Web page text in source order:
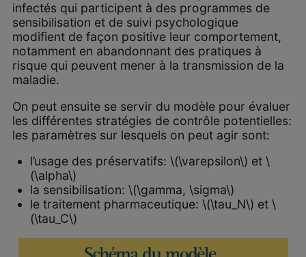
infectés qui participent à des programmes de
sensibilisation et de suivi psychologique
modifient de façon positive leur comportement,
notamment en abandonnant des pratiques à
risque qui peuvent mener à la transmission de la
maladie.
On peut ensuite se servir du modèle pour évaluer
les différentes stratégies de contrôle potentielles:
les paramètres sur lesquels on peut agir sont:
l’usage des préservatifs: \(\varepsilon\) et \
(\alpha\)
la sensibilisation: \(\gamma, \sigma\)
le traitement pharmaceutique: \(\tau_N\) et \
(\tau_C\)